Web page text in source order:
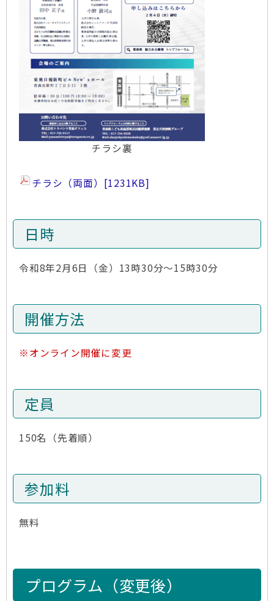
チラシ裏
チラシ（両面） [1231KB]
日時
令和8年2月6日（金）13時30分～15時30分
開催方法
※オンライン開催に変更
定員
150名（先着順）
参加料
無料
プログラム（変更後）